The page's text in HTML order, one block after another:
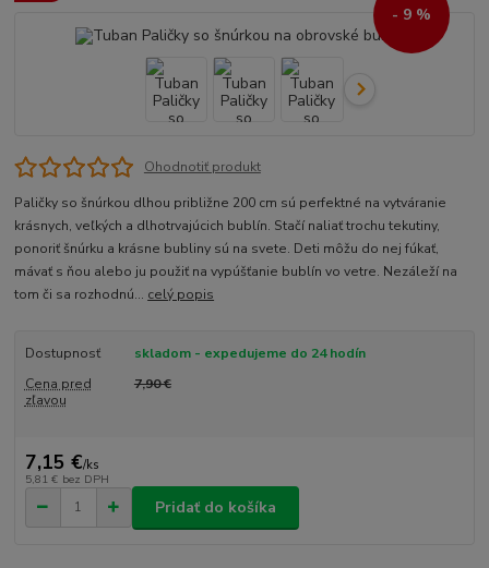
- 9 %
Ohodnotiť produkt
Paličky so šnúrkou dlhou približne 200 cm sú perfektné na vytváranie
krásnych, veľkých a dlhotrvajúcich bublín. Stačí naliať trochu tekutiny,
ponoriť šnúrku a krásne bubliny sú na svete. Deti môžu do nej fúkať,
mávať s ňou alebo ju použiť na vypúšťanie bublín vo vetre. Nezáleží na
tom či sa rozhodnú... celý popis
Dostupnosť
skladom - expedujeme do 24 hodín
Cena pred
zľavou
7,90 €
7,15 €/ks
5,81 € bez DPH
Pridať do košíka